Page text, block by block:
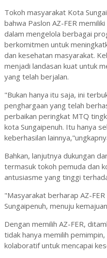
Tokoh masyarakat Kota
bahwa Paslon AZ-FER
dalam mengelola berbagai
berkomitmen untuk
dan kesehatan masyarakat.
menjadi landasan kuat untuk
yang telah berjalan.
"Bukan hanya itu saja, ini
penghargaan yang telah
perbaikan peringkat MTQ
kota Sungaipenuh. Itu hanya
keberhasilan
Bahkan, lanjutnya dukungan
termasuk tokoh pemuda dan
antusiasme yang tinggi
"Masyarakat berharap AZ-
Sungaipenuh, menuju
Dengan memilih AZ-FER,
tidak hanya memilih
kolaboratif untuk mencapai